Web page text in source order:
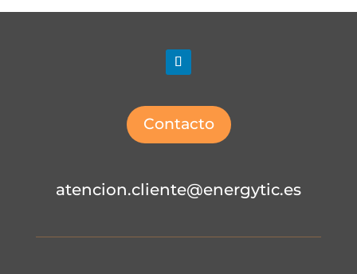
Contacto
atencion.cliente@energytic.es